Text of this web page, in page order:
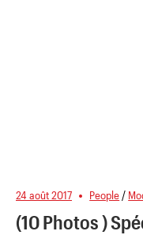
24 août 2017 People /
(10 Photos )